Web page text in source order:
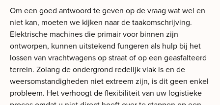
Om een goed antwoord te geven op de vraag wat wel en
niet kan, moeten we kijken naar de taakomschrijving.
Elektrische machines die primair voor binnen zijn
ontworpen, kunnen uitstekend fungeren als hulp bij het
lossen van vrachtwagens op straat of op een geasfalteerd
terrein. Zolang de ondergrond redelijk vlak is en de
weersomstandigheden niet extreem zijn, is dit geen enkel
probleem. Het verhoogt de flexibiliteit van uw logistieke